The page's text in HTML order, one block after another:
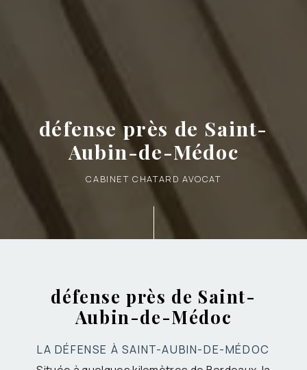
défense près de Saint-
Aubin-de-Médoc
CABINET CHATARD AVOCAT
défense près de Saint-
Aubin-de-Médoc
LA DÉFENSE À SAINT-AUBIN-DE-MÉDOC